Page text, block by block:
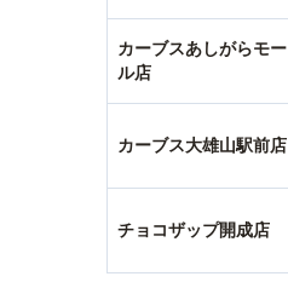
カーブスあしがらモー
ル店
カーブス大雄山駅前店
チョコザップ開成店